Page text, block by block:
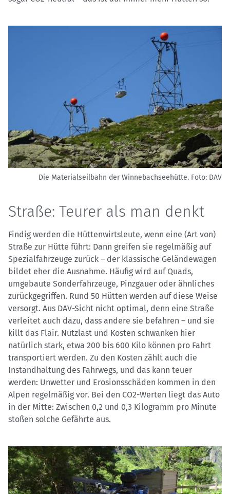
Die Materialseilbahn der Winnebachseehütte. Foto: DAV
Straße: Teurer als man denkt
Findig werden die Hüttenwirtsleute, wenn eine (Art von)
Straße zur Hütte führt: Dann greifen sie regelmäßig auf
Spezialfahrzeuge zurück – der klassische Geländewagen
bildet eher die Ausnahme. Häufig wird auf Quads,
umgebaute Sonderfahrzeuge, Pinzgauer oder ähnliches
zurückgegriffen. Rund 50 Hütten werden auf diese Weise
versorgt. Aus DAV-Sicht nicht optimal, denn eine Straße
verleitet auch dazu, dass andere sie befahren – und sie
killt das Flair. Nutzlast und Kosten schwanken hier
natürlich stark, etwa 200 bis 600 Kilo können pro Fahrt
transportiert werden. Zu den Kosten zählt auch die
Instandhaltung des Fahrwegs, und das kann teuer
werden: Unwetter und Erosionsschäden kommen in den
Alpen regelmäßig vor. Bei den CO2-Werten liegt das Auto
in der Mitte: Zwischen 0,2 und 0,3 Kilogramm pro Minute
stoßen solche Gefährte aus.